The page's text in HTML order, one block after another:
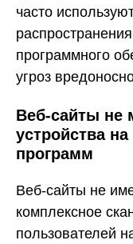
часто
программного
угроз
Веб-сайты не
устройства
программ
Веб-сайты не
комплексное
пользователей